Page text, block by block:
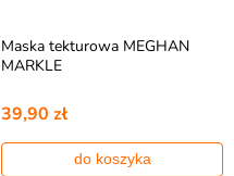
Maska tekturowa MEGHAN
MARKLE
39,90 zł
do koszyka